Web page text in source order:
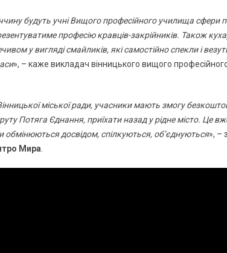
будуть учні Вищого професійного училища сфери
професію кравців-закрійників. Також
у вигляді смайликів, які самостійно спекли і
», – каже викладач вінницького вищого
міської ради, учасники мають змогу
Потяга Єднання, приїхати назад у рідне місто. Це
обмінюються досвідом, спілкуються, об’єднуються», –
Мира